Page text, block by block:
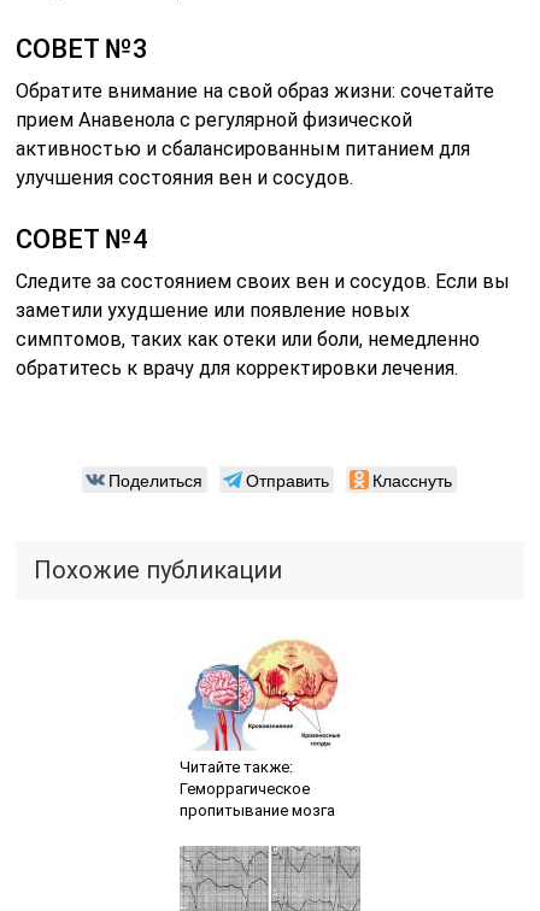
СОВЕТ №3
Обратите внимание на свой образ жизни: сочетайте
прием Анавенола с регулярной физической
активностью и сбалансированным питанием для
улучшения состояния вен и сосудов.
СОВЕТ №4
Следите за состоянием своих вен и сосудов. Если вы
заметили ухудшение или появление новых
симптомов, таких как отеки или боли, немедленно
обратитесь к врачу для корректировки лечения.
Поделиться Отправить Класснуть
Похожие публикации
Читайте также:
Геморрагическое
пропитывание мозга